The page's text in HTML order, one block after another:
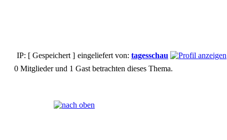
IP: [ Gespeichert ] eingeliefert von: tagesschau
0 Mitglieder und 1 Gast betrachten dieses Thema.